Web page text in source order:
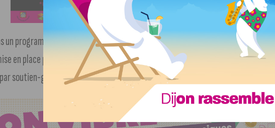
© UCIA
programme d’animations d’envergure, qui comprend notamment « L’Arbre à
en place par l’association des commerçants de Pouilly-en-Auxois et qui propose
soutien-gorge déposé sur l’arbre à soutiens-gorges.